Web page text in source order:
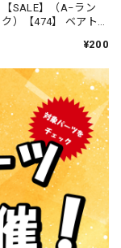
【SALE】（A−ラン
ク）【474】 ベアトリ
ナスターシ 体パーツ
¥200